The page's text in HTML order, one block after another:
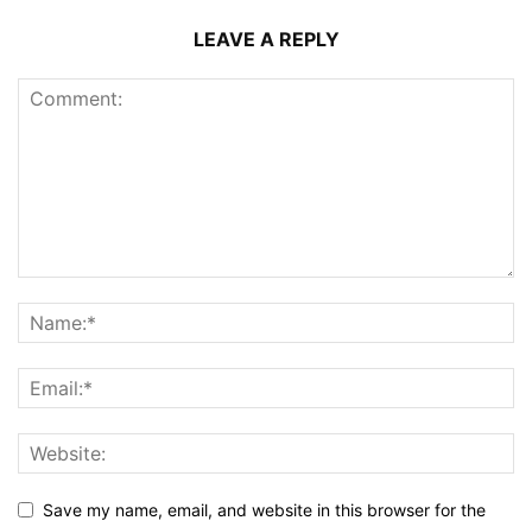
LEAVE A REPLY
Save my name, email, and website in this browser for the